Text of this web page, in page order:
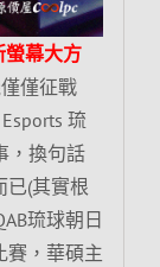
螢幕大方
僅僅征戰
琉
，換句話
已(其實根
琉球朝日
賽，華碩主